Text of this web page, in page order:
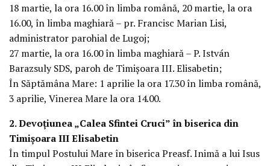
18 martie, la ora 16.00 în limba română, 20 martie, la ora
16.00, în limba maghiară – pr. Francisc Marian Lisi,
administrator parohial de Lugoj;
27 martie, la ora 16.00 în limba maghiară – P. István
Barazsuly SDS, paroh de Timișoara III. Elisabetin;
În Săptămâna Mare: 1 aprilie la ora 17.30 în limba română,
3 aprilie, Vinerea Mare la ora 14.00.
2. Devoțiunea „Calea Sfintei Cruci” în biserica din
Timișoara III Elisabetin
În timpul Postului Mare în biserica Preasf. Inimă a lui Isus